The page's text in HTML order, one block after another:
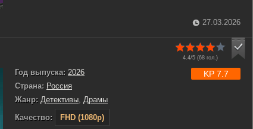
27.03.2026
4.4/5 (68 гол.)
Год выпуска: 2026
Страна: Россия
Жанр: Детективы, Драмы
Качество:
FHD (1080p)
KP 7.7